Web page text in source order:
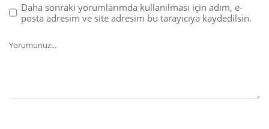
Daha sonraki yorumlarımda kullanılması için adım, e-
posta adresim ve site adresim bu tarayıcıya kaydedilsin.